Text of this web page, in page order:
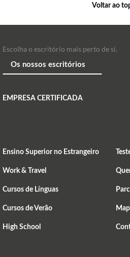
Voltar ao
Escolha o escritório mais perto de si.
EMPRESA CERTIFICADA
Ensino Superior no Estrangeiro
Work & Travel
Cursos de Línguas
Cursos de Verão
High School